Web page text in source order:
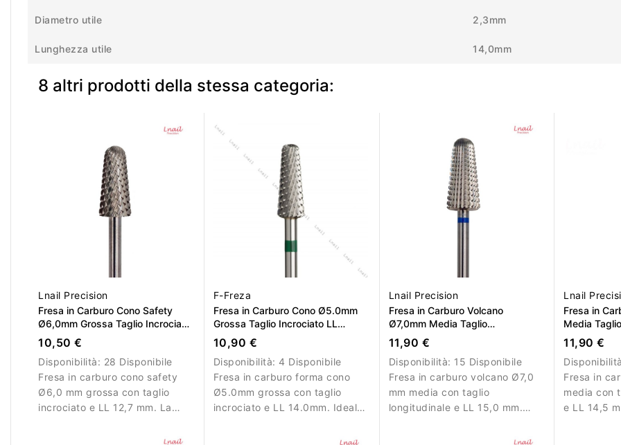
Diametro utile 2,3mm
Lunghezza utile 14,0mm
8 altri prodotti della stessa categoria:
Lnail Precision
Fresa in Carburo Cono Safety
Ø6,0mm Grossa Taglio Incrociato
LL 12,7mm
10,50 €
Disponibilità: 28 Disponibile
Fresa in carburo cono safety
Ø6,0 mm grossa con taglio
incrociato e LL 12,7 mm. La
F-Freza
Fresa in Carburo Cono Ø5.0mm
Grossa Taglio Incrociato LL
14.0mm
10,90 €
Disponibilità:4 Disponibile
Fresa in carburo forma cono
Ø5.0mm grossa con taglio
incrociato e LL 14.0mm. Ideale
polygel in modo efficiente.
Lnail Precision
Fresa in Carburo Volcano
Ø7,0mm Media Taglio
Longitudinale LL 15,0mm
11,90 €
Disponibilità: 15 Disponibile
Fresa in carburo volcano Ø7,0
mm media con taglio
longitudinale e LL 15,0 mm.
controllate su superfici più
Lnail
Fresa in
Media
14,5mm
11,90 €
Fresa in
media con
e LL 14,5